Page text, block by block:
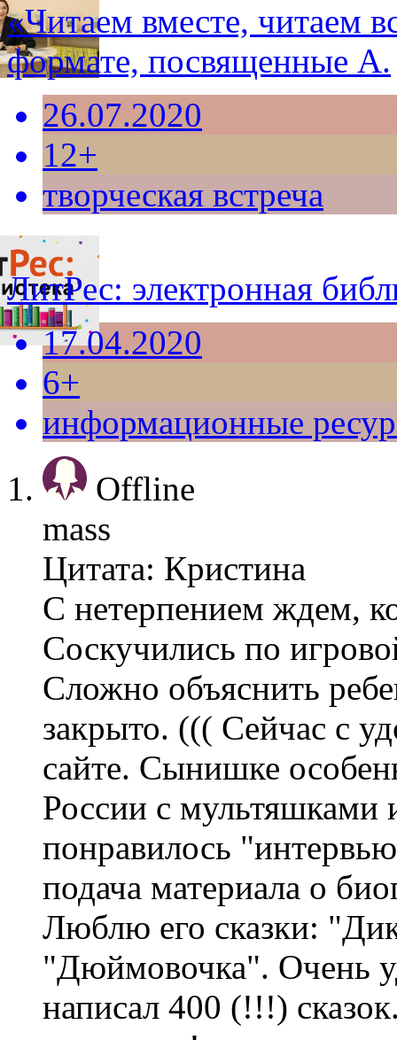
«Читаем вместе, читаем
формате, посвященные А.
26.07.2020
12+
творческая встреча
ЛитРес: электронная
17.04.2020
6+
информационные
Offline
mass
Цитата: Кристина
С нетерпением ждем,
Соскучились по
Сложно объяснить
закрыто. ((( Сейчас с
сайте. Сынишке
России с
понравилось
подача материала о
Люблю его сказки:
"Дюймовочка". Очень
написал 400 (!!!)